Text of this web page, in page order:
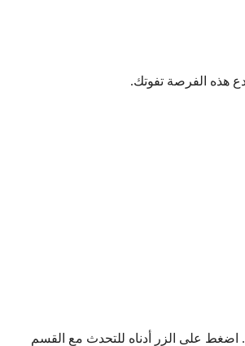
هذه الفرصة تفوتك.
على الزر أدناه للتحدث مع القسم